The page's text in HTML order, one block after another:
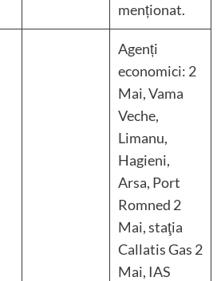
menționat.
Agenți
economici: 2
Mai, Vama
Veche,
Limanu,
Hagieni,
Arsa, Port
Romned 2
Mai, staţia
Callatis Gas 2
Mai, IAS